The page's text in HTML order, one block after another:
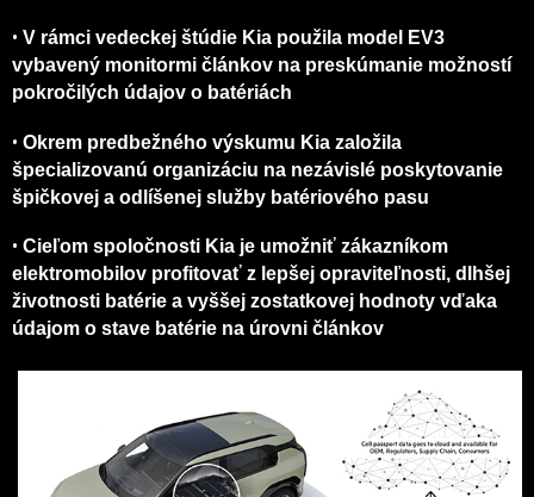
• V rámci vedeckej štúdie Kia použila model EV3
vybavený monitormi článkov na preskúmanie možností
pokročilých údajov o batériách
• Okrem predbežného výskumu Kia založila
špecializovanú organizáciu na nezávislé poskytovanie
špičkovej a odlíšenej služby batériového pasu
• Cieľom spoločnosti Kia je umožniť zákazníkom
elektromobilov profitovať z lepšej opraviteľnosti, dlhšej
životnosti batérie a vyššej zostatkovej hodnoty vďaka
údajom o stave batérie na úrovni článkov